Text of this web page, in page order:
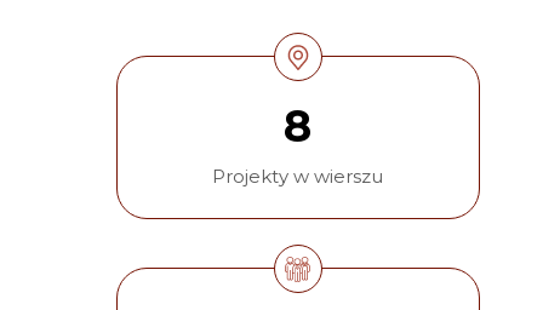
8
Projekty w wierszu